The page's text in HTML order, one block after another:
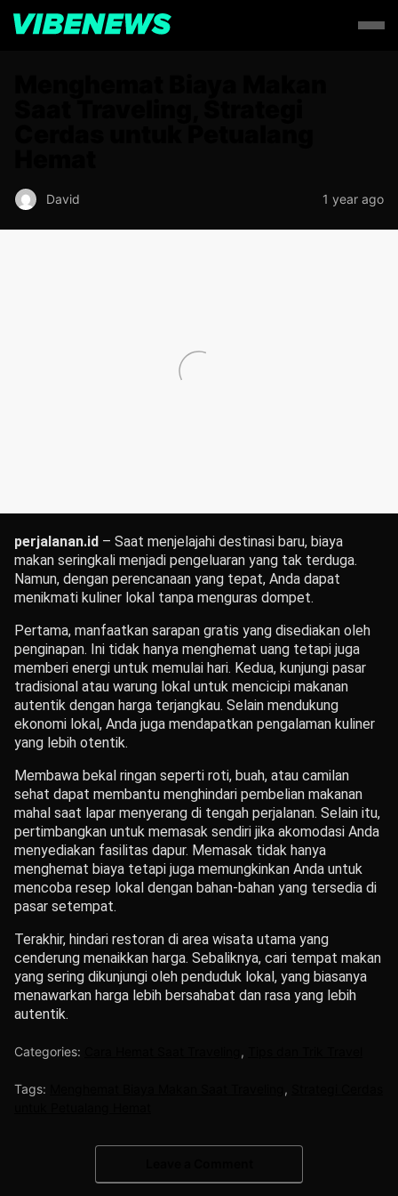
David 1 year ago
perjalanan.id – Saat menjelajahi destinasi baru, biaya
makan seringkali menjadi pengeluaran yang tak terduga.
Namun, dengan perencanaan yang tepat, Anda dapat
menikmati kuliner lokal tanpa menguras dompet.
Pertama, manfaatkan sarapan gratis yang disediakan oleh
penginapan. Ini tidak hanya menghemat uang tetapi juga
memberi energi untuk memulai hari. Kedua, kunjungi pasar
tradisional atau warung lokal untuk mencicipi makanan
autentik dengan harga terjangkau. Selain mendukung
ekonomi lokal, Anda juga mendapatkan pengalaman kuliner
yang lebih otentik.
Membawa bekal ringan seperti roti, buah, atau camilan
sehat dapat membantu menghindari pembelian makanan
mahal saat lapar menyerang di tengah perjalanan. Selain itu,
pertimbangkan untuk memasak sendiri jika akomodasi Anda
menyediakan fasilitas dapur. Memasak tidak hanya
menghemat biaya tetapi juga memungkinkan Anda untuk
mencoba resep lokal dengan bahan-bahan yang tersedia di
pasar setempat.
Terakhir, hindari restoran di area wisata utama yang
cenderung menaikkan harga. Sebaliknya, cari tempat makan
yang sering dikunjungi oleh penduduk lokal, yang biasanya
menawarkan harga lebih bersahabat dan rasa yang lebih
autentik.
Categories: ,
Tags: ,